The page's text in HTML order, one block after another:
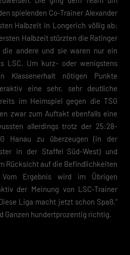
spielenden Co-Trainer Alexander
Halbzeit in Longerich völlig ab:
Halbzeit stürzten die Ratinger
andere und sie waren nur ein
LSC. Um kurz- oder wenigstens
nötigen Punkte
eine sehr, sehr deutliche
im Heimspiel gegen die TSG
zwar zum Auftakt ebenfalls eine
allerdings trotz der 25:28-
Hanau zu überzeugen (in der
in der Staffel Süd-West) und
Rücksicht auf die Befindlichkeiten
Ergebnis wird im Übrigen
der Meinung von LSC-Trainer
Liga macht jetzt schon Spaß.“
Ganzen hundertprozentig richtig.